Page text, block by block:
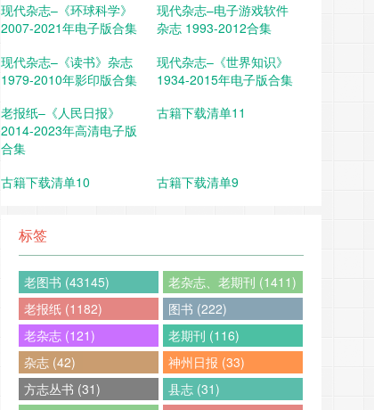
现代杂志–《环球科学》
2007-2021年电子版合集
现代杂志–电子游戏软件
杂志 1993-2012合集
现代杂志–《读书》杂志
1979-2010年影印版合集
现代杂志–《世界知识》
1934-2015年电子版合集
老报纸–《人民日报》
2014-2023年高清电子版
合集
古籍下载清单11
古籍下载清单10 古籍下载清单9
标签
老图书 (43145)
老杂志、老期刊 (1411)
老报纸 (1182)
图书 (222)
老杂志 (121)
老期刊 (116)
杂志 (42)
神州日报 (33)
方志丛书 (31)
县志 (31)